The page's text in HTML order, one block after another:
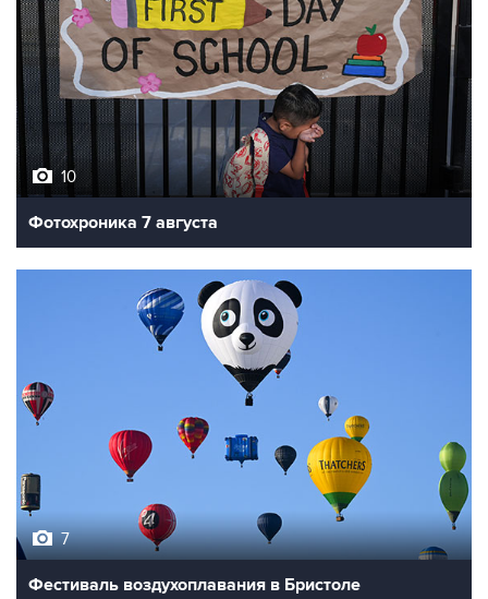
10
Фотохроника 7 августа
7
Фестиваль воздухоплавания в Бристоле